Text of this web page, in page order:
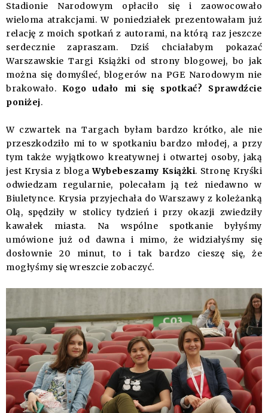
Stadionie Narodowym opłaciło się i zaowocowało
wieloma atrakcjami. W poniedziałek prezentowałam już
relację z moich spotkań z autorami, na którą raz jeszcze
serdecznie zapraszam. Dziś chciałabym pokazać
Warszawskie Targi Książki od strony blogowej, bo jak
można się domyśleć, blogerów na PGE Narodowym nie
brakowało. Kogo udało mi się spotkać? Sprawdźcie
poniżej.
W czwartek na Targach byłam bardzo krótko, ale nie
przeszkodziło mi to w spotkaniu bardzo młodej, a przy
tym także wyjątkowo kreatywnej i otwartej osoby, jaką
jest Krysia z blogaWybebeszamy Książki. Stronę Kryśki
odwiedzam regularnie, polecałam ją też niedawno w
Biuletynce. Krysia przyjechała do Warszawy z koleżanką
Olą, spędziły w stolicy tydzień i przy okazji zwiedziły
kawałek miasta. Na wspólne spotkanie byłyśmy
umówione już od dawna i mimo, że widziałyśmy się
dosłownie 20 minut, to i tak bardzo cieszę się, że
mogłyśmy się wreszcie zobaczyć.